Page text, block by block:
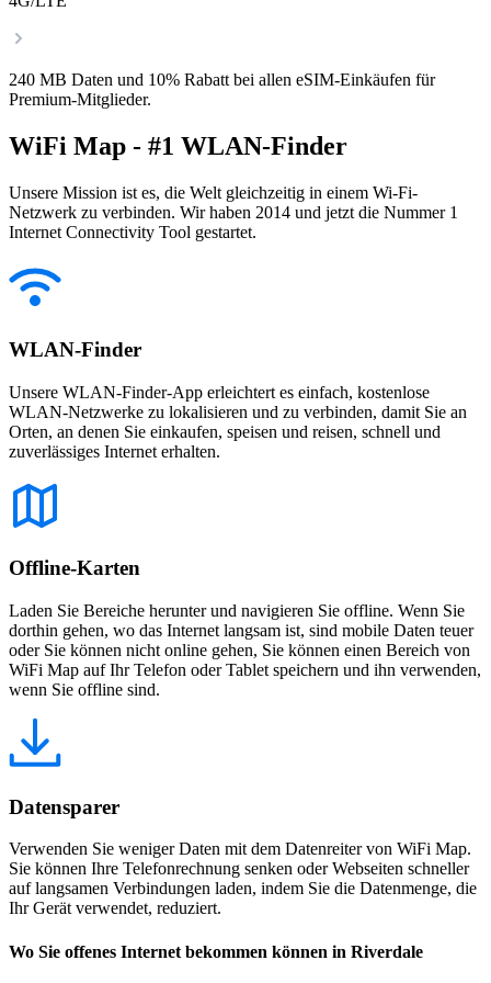
240 MB Daten und 10% Rabatt bei allen eSIM-Einkäufen für
Premium-Mitglieder.
WiFi Map - #1 WLAN-Finder
Unsere Mission ist es, die Welt gleichzeitig in einem Wi-Fi-
Netzwerk zu verbinden. Wir haben 2014 und jetzt die Nummer 1
Internet Connectivity Tool gestartet.
WLAN-Finder
Unsere WLAN-Finder-App erleichtert es einfach, kostenlose
WLAN-Netzwerke zu lokalisieren und zu verbinden, damit Sie an
Orten, an denen Sie einkaufen, speisen und reisen, schnell und
zuverlässiges Internet erhalten.
Offline-Karten
Laden Sie Bereiche herunter und navigieren Sie offline. Wenn Sie
dorthin gehen, wo das Internet langsam ist, sind mobile Daten teuer
oder Sie können nicht online gehen, Sie können einen Bereich von
WiFi Map auf Ihr Telefon oder Tablet speichern und ihn verwenden,
wenn Sie offline sind.
Datensparer
Verwenden Sie weniger Daten mit dem Datenreiter von WiFi Map.
Sie können Ihre Telefonrechnung senken oder Webseiten schneller
auf langsamen Verbindungen laden, indem Sie die Datenmenge, die
Ihr Gerät verwendet, reduziert.
Wo Sie offenes Internet bekommen können in Riverdale